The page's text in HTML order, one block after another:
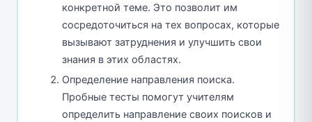
конкретной теме. Это позволит им
сосредоточиться на тех вопросах, которые
вызывают затруднения и улучшить свои
знания в этих областях.
Определение направления поиска.
Пробные тесты помогут учителям
определить направление своих поисков и